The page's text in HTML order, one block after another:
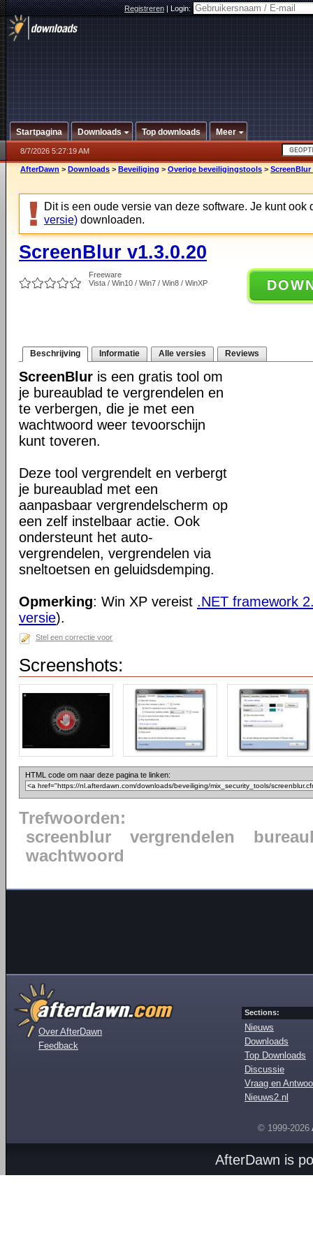
Registreren|Login:
Startpagina Downloads Top downloads Meer
8/7/2026 5:27:19 AM
AfterDawn > Downloads > Beveiliging > Overige beveiligingstools > ScreenBlur
Dit is een oude versie van deze software. Je kunt ook
versie) downloaden.
ScreenBlur v1.3.0.20
Freeware
Vista / Win10 / Win7 / Win8 / WinXP
Beschrijving Informatie Alle versies Reviews
ScreenBlur is een gratis tool om
je bureaublad te vergrendelen en
te verbergen, die je met een
wachtwoord weer tevoorschijn
kunt toveren.
Deze tool vergrendelt en verbergt
je bureaublad met een
aanpasbaar vergrendelscherm op
een zelf instelbaar actie. Ook
ondersteunt het auto-
vergrendelen, vergrendelen via
sneltoetsen en geluidsdemping.
Opmerking: Win XP vereist .NET framework
versie).
Stel een correctie voor
Screenshots:
HTML code om naar deze pagina te linken:
Trefwoorden:
screenblur
vergrendelen
wachtwoord
Over AfterDawn
Feedback
Sections:
Nieuws
Downloads
Top Downloads
Discussie
Vraag en
Nieuws2.nl
© 1999-2026
AfterDawn is